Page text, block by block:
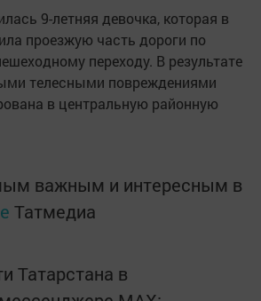
9-летняя девочка, которая в
проезжую часть дороги по
переходу. В результате
телесными повреждениями
в центральную районную
важным и интересным в
Татмедиа
Татарстана в